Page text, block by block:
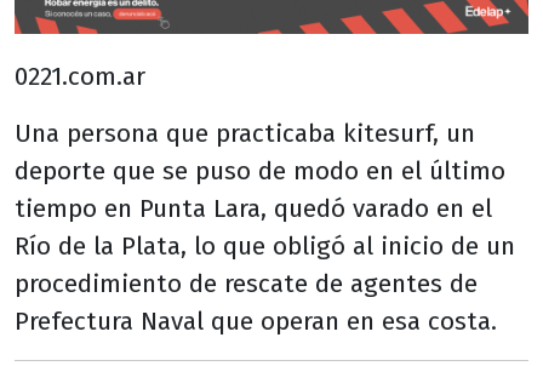
0221.com.ar
Una persona que practicaba kitesurf, un
deporte que se puso de modo en el último
tiempo en Punta Lara, quedó varado en el
Río de la Plata, lo que obligó al inicio de un
procedimiento de rescate de agentes de
Prefectura Naval que operan en esa costa.